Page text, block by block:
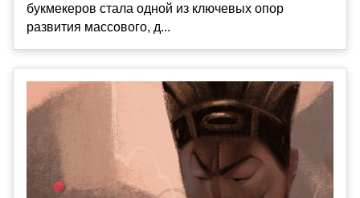
букмекеров стала одной из ключевых опор
развития массового, д...